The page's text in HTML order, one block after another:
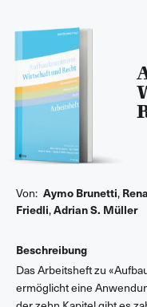
Von: Aymo Brunetti,
Friedli,Adrian S. Müller
Beschreibung
Das Arbeitsheft zu
ermöglicht eine